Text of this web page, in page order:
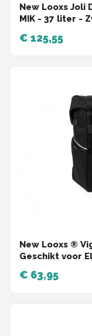
New Looxs Joli
MIK - 37 liter -
€ 125,55
New Looxs ®
Geschikt voor
Materiaal - 40
€ 63,95